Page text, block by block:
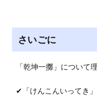
さいごに
「乾坤一擲」について
✔「けんこんいってき